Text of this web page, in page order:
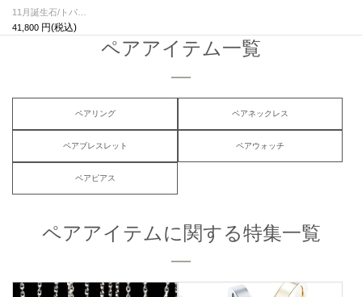
11月誕生石/トパーズ0010ハイブリッドカレッジリングS/指輪
41,800
ペアアイテム一覧
ペアリング ペアネックレス
ペアブレスレット ペアウォッチ
ペアピアス
ペアアイテムに関する特集一覧